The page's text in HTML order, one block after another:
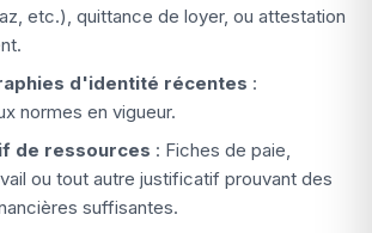
etc.), quittance de loyer, ou attestation
d'identité récentes :
normes en vigueur.
de ressources : Fiches de paie,
ou tout autre justificatif prouvant des
suffisantes.